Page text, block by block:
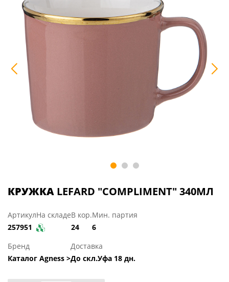
КРУЖКА LEFARD "COMPLIMENT" 340МЛ
Артикул
257951
На складеВ кор.
24
Мин. партия
6
Бренд
Каталог Agness >
Доставка
До скл.Уфа 18 дн.